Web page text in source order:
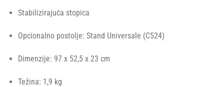
Stabilizirajuća stopica
Opcionalno postolje: Stand Universale (C524)
Dimenzije: 97 x 52,5 x 23 cm
Težina: 1,9 kg